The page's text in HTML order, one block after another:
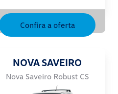
Confira a oferta
NOVA SAVEIRO
Nova Saveiro Robust CS